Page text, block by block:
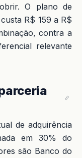
O plano de
R$ 159 a R$
contra a
relevante
de adquirência
em 30% do
são Banco do